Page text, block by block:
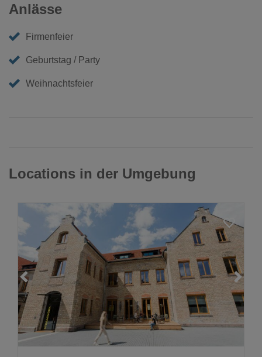
Anlässe
Firmenfeier
Geburtstag / Party
Weihnachtsfeier
Locations in der Umgebung
Loading...